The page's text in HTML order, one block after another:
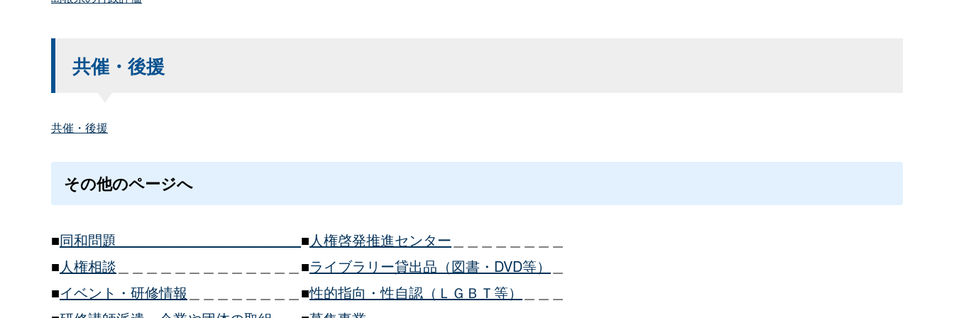
共催・後援
共催・後援
その他のページへ
■同和問題＿＿＿＿＿＿＿＿＿＿＿＿＿ ■人権啓発推進センター
■人権相談 ＿＿＿＿＿＿＿＿＿＿＿＿＿■ライブラリー貸出品（図書・DVD等）
■イベント・研修情報 ＿＿＿＿＿＿＿＿■性的指向・性自認（ＬＧＢＴ等）